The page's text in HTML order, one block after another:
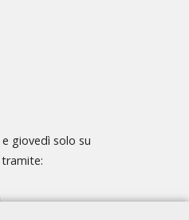
giovedì solo su